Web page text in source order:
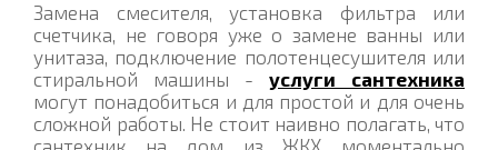
Замена смесителя, установка фильтра или
счетчика, не говоря уже о замене ванны или
унитаза, подключение полотенцесушителя или
стиральной машины - услуги сантехника
могут понадобиться и для простой и для очень
сложной работы. Не стоит наивно полагать, что